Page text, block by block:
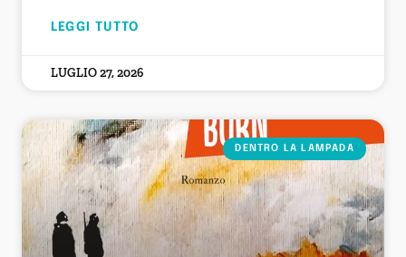
LEGGI TUTTO
LUGLIO 27, 2026
DENTRO LA LAMPADA